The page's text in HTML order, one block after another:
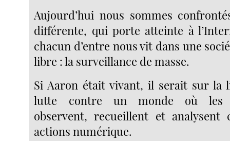
Aujourd’hui nous sommes
différente, qui porte atteinte à
chacun d’entre nous vit dans une
libre : la surveillance de masse.
Si Aaron était vivant, il serait sur ​​la
lutte contre un monde où les
observent, recueillent et analysent
actions numérique.